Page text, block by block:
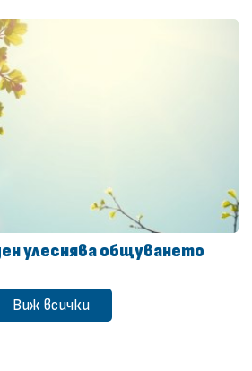
улеснява общуването
Виж всички